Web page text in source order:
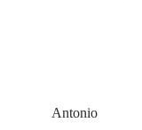
Antonio